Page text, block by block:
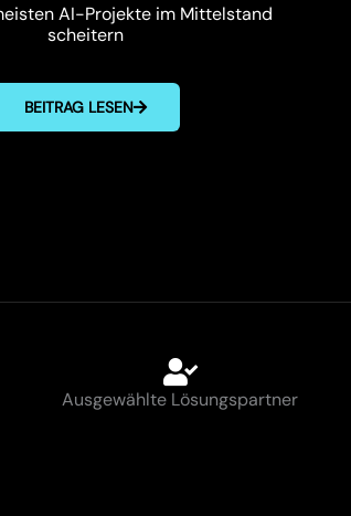
AI-Projekte im Mittelstand
scheitern
BEITRAG LESEN
Ausgewählte Lösungspartner